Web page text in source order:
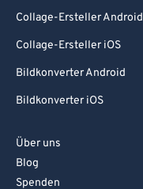
Collage-Ersteller Android
Collage-Ersteller iOS
Bildkonverter Android
Bildkonverter iOS
Über uns
Blog
Spenden